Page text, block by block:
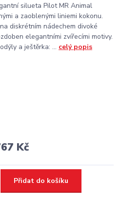
silueta Pilot MR Animal
a zaoblenými liniemi kokonu.
diskrétním nádechem divoké
elegantními zvířecími motivy.
a ještěrka: ... celý popis
Kč
Přidat do košíku